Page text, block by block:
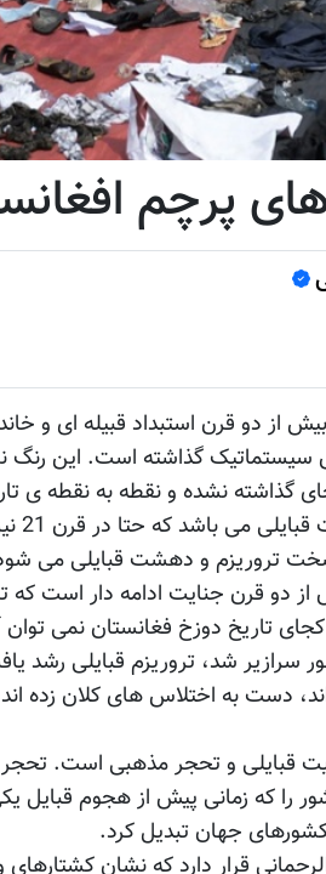
پرچم
از دو قرن استبداد قبیله ای و
سیستماتیک گذاشته است. این
گذاشته نشده و نقطه به نقطه ی
تروریزم و دهشت قبایلی می
دو قرن جنایت ادامه دار است که
تاریخ دوزخ فغانستان نمی توان
سرازیر شد، تروریزم قبایلی رشد
دست به اختلاس های کلان زده
و تحجر مذهبی است. تحجر
را که زمانی پیش از هجوم قبایل
جهان تبدیل کرد.
قرار دارد که نشان کشتارهای